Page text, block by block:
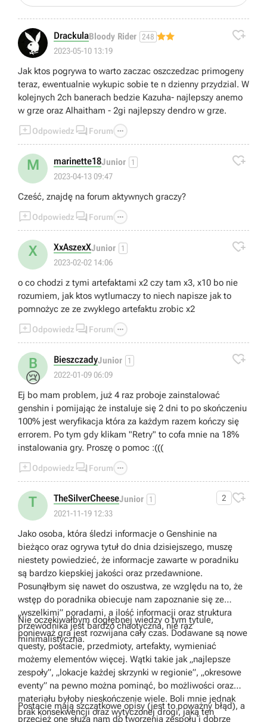
DrackulaBloody Rider 248
2023-05-10 13:19

Jak ktos pogrywa to warto zaczac oszczedzac primogeny
teraz, ewentualnie wykupic sobie te n dzienny przydzial. W
kolejnych 2ch banerach bedzie Kazuha- najlepszy anemo
w grze oraz Alhaitham - 2gi najlepszy dendro w grze.
Odpowiedz  Forum 
M marinette18Junior 1
2023-04-13 09:47

Cześć, znajdę na forum aktywnych graczy?
Odpowiedz  Forum 
X XxAszexXJunior 1
2023-02-02 14:06

o co chodzi z tymi artefaktami x2 czy tam x3, x10 bo nie
rozumiem, jak ktos wytlumaczy to niech napisze jak to
pomnożyc ze ze zwyklego artefaktu zrobic x2
Odpowiedz  Forum 
B
😢
BieszczadyJunior 1
2022-01-09 06:09

Ej bo mam problem, już 4 raz proboje zainstalować
genshin i pomijając że instaluje się 2 dni to po skończeniu
100% jest weryfikacja która za każdym razem kończy się
errorem. Po tym gdy klikam "Retry" to cofa mnie na 18%
instalowania gry. Proszę o pomoc :(((
Odpowiedz  Forum 
T TheSilverCheeseJunior 1
2021-11-19 12:33
2 
Jako osoba, która śledzi informacje o Genshinie na
bieżąco oraz ogrywa tytuł do dnia dzisiejszego, muszę
niestety powiedzieć, że informacje zawarte w poradniku
są bardzo kiepskiej jakości oraz przedawnione.
Posunąłbym się nawet do oszustwa, ze względu na to, że
wstęp do poradnika obiecuje nam zapoznanie się ze
„wszelkimi” poradami, a ilość informacji oraz struktura
przewodnika jest bardzo chaotyczna, nie raz
minimalistyczna.
Nie oczekiwałbym dogłębnej wiedzy o tym tytule,
ponieważ gra jest rozwijana cały czas. Dodawane są nowe
questy, postacie, przedmioty, artefakty, wymieniać
możemy elementów więcej. Wątki takie jak „najlepsze
zespoły”, „lokacje każdej skrzynki w regionie”, „okresowe
eventy” na pewno można pominąć, bo możliwości oraz
materiału byłoby nieskończenie wiele. Boli mnie jednak
brak konsekwencji oraz wytyczonej drogi, jaką ten
Postacie mają szczątkowe opisy (jest to poważny błąd), a
przecież one służą nam do tworzenia zespołu i dobrze